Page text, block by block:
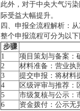
此外，对于中央大气污
际受益大幅提升。
四、申报全流程解析：
整个申报流程可分为以
步骤
1
项目策划与备案：
2
材料准备：营业执
3
提交申报：将材料
4
区级评审与推荐：
5
市级复核与公示：
6
资金拨付：公示无